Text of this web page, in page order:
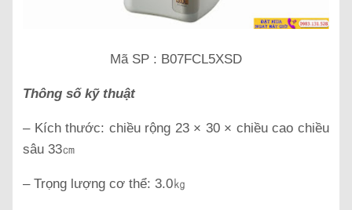
Mã SP : B07FCL5XSD
Thông số kỹ thuật
– Kích thước: chiều rộng 23 × 30 × chiều cao chiều
sâu 33㎝
– Trọng lượng cơ thể: 3.0㎏